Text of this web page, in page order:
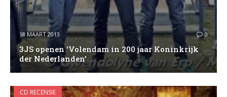
18 MAART 2013 0
3JS openen ‘Volendam in 200 jaar Koninkrijk
der Nederlanden’
CD RECENSIE